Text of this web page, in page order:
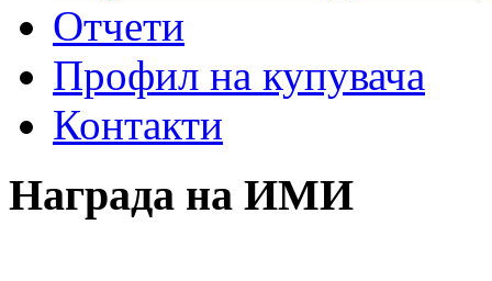
Отчети
Профил на купувача
Контакти
Награда на ИМИ